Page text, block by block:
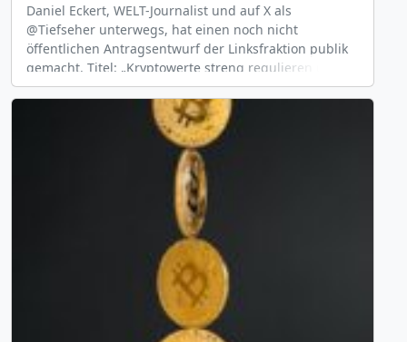
Daniel Eckert, WELT-Journalist und auf X als
@Tiefseher unterwegs, hat einen noch nicht
öffentlichen Antragsentwurf der Linksfraktion publik
gemacht. Titel: „Kryptowerte streng regulieren und
gerecht besteuern&#8220;. Eingebracht wird er von
Isabelle Vandre und 19 weiteren Abgeordneten der
Linken, darunter Janine Wissler und Dietmar Bartsch.
Die Forderungen kommen eine Woche nach der
Ankündigung von Bundesfinanzminister Lars